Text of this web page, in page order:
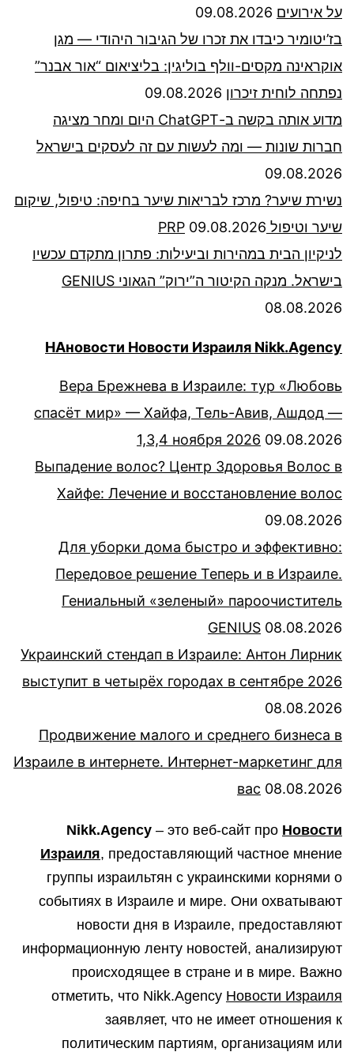
על אירועים 09.08.2026
בז’יטומיר כיבדו את זכרו של הגיבור היהודי — מגן
אוקראינה מקסים-וולף בוליגין: בליציאום “אור אבנר”
נפתחה לוחית זיכרון 09.08.2026
מדוע אותה בקשה ב-ChatGPT היום ומחר מציגה
חברות שונות — ומה לעשות עם זה לעסקים בישראל
09.08.2026
נשירת שיער? מרכז לבריאות שיער בחיפה: טיפול, שיקום
שיער וטיפול PRP 09.08.2026
לניקיון הבית במהירות וביעילות: פתרון מתקדם עכשיו
בישראל. מנקה הקיטור ה”ירוק” הגאוני GENIUS
08.08.2026
НАновости Новости Израиля Nikk.Agency
Вера Брежнева в Израиле: тур «Любовь
спасёт мир» — Хайфа, Тель-Авив, Ашдод —
1,3,4 ноября 2026 09.08.2026
Выпадение волос? Центр Здоровья Волос в
Хайфе: Лечение и восстановление волос
09.08.2026
Для уборки дома быстро и эффективно:
Передовое решение Теперь и в Израиле.
Гениальный «зеленый» пароочиститель
GENIUS 08.08.2026
Украинский стендап в Израиле: Антон Лирник
выступит в четырёх городах в сентябре 2026
08.08.2026
Продвижение малого и среднего бизнеса в
Израиле в интернете. Интернет-маркетинг для
вас 08.08.2026
Nikk.Agency – это веб-сайт про Новости
Израиля, предоставляющий частное мнение
группы израильтян с украинскими корнями о
событиях в Израиле и мире. Они охватывают
новости дня в Израиле, предоставляют
информационную ленту новостей, анализируют
происходящее в стране и в мире. Важно
отметить, что Nikk.Agency Новости Израиля
заявляет, что не имеет отношения к
политическим партиям, организациям или